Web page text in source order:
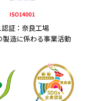
証：奈良工場
造に係わる事業活動